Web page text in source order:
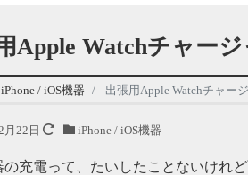
Apple Watchチャー
iPhone / iOS機器 出張用Apple Watchチャー
月22日 iPhone / iOS機器
の充電って、たいしたことないけれ